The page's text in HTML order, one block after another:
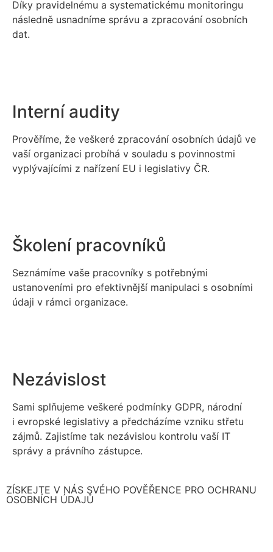
Díky pravidelnému a systematickému monitoringu
následně usnadníme správu a zpracování osobních
dat.
Interní audity
Prověříme, že veškeré zpracování osobních údajů ve
vaší organizaci probíhá v souladu s povinnostmi
vyplývajícími z nařízení EU i legislativy ČR.
Školení pracovníků
Seznámíme vaše pracovníky s potřebnými
ustanoveními pro efektivnější manipulaci s osobními
údaji v rámci organizace.
Nezávislost
Sami splňujeme veškeré podmínky GDPR, národní
i evropské legislativy a předcházíme vzniku střetu
zájmů. Zajistíme tak nezávislou kontrolu vaší IT
správy a právního zástupce.
ZÍSKEJTE V NÁS SVÉHO POVĚŘENCE PRO OCHRANU
OSOBNÍCH ÚDAJŮ